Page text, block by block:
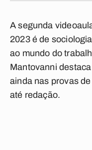
A segunda
2023 é de
ao mundo do
Mantovanni
ainda nas provas
até redação.